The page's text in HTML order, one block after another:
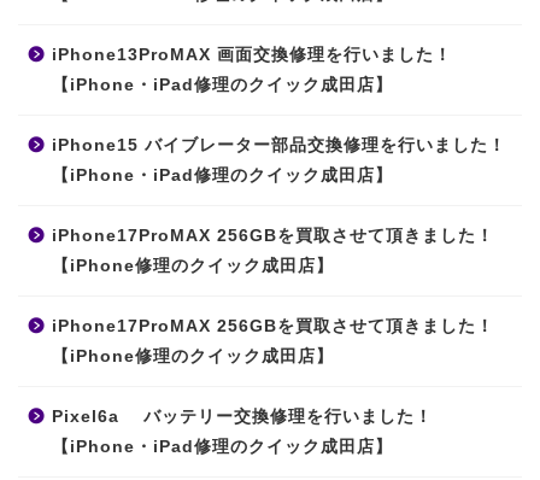
iPhone13ProMAX 画面交換修理を行いました！
【iPhone・iPad修理のクイック成田店】
iPhone15 バイブレーター部品交換修理を行いました！
【iPhone・iPad修理のクイック成田店】
iPhone17ProMAX 256GBを買取させて頂きました！
【iPhone修理のクイック成田店】
iPhone17ProMAX 256GBを買取させて頂きました！
【iPhone修理のクイック成田店】
Pixel6a バッテリー交換修理を行いました！
【iPhone・iPad修理のクイック成田店】